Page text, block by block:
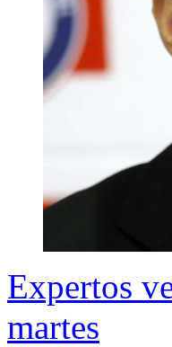
Expertos
martes